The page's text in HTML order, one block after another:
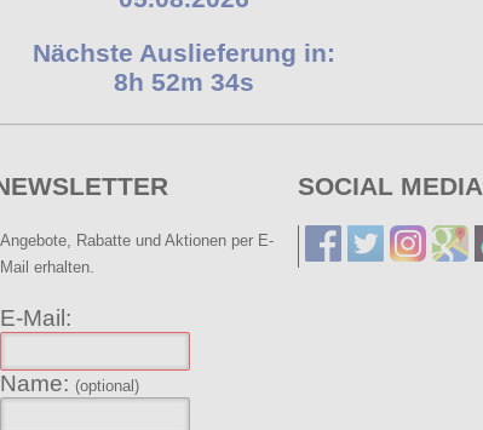
Nächste Auslieferung in:
8h 52m 34s
Angebote, Rabatte und Aktionen per E-
Mail erhalten.
E-Mail:
Name: (optional)
SOCIAL MEDIA